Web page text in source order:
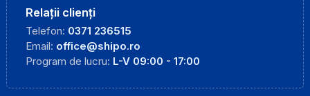
Relații clienți
Telefon: 0371 236515
Email: office@shipo.ro
Program de lucru: L-V 09:00 - 17:00